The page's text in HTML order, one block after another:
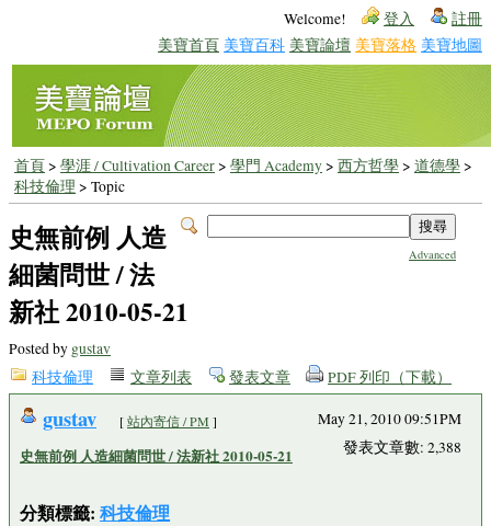
Welcome! 登入 註冊
美寶首頁 美寶百科 美寶論壇 美寶落格 美寶地圖
首頁> 學涯 / Cultivation Career> 學門 Academy> 西方哲學> 道德學>
科技倫理 > Topic
Advanced
史無前例 人造
細菌問世 / 法
新社 2010-05-21
Posted by gustav
科技倫理
文章列表 發表文章 PDF 列印（下載）
gustav [站內寄信 / PM ]
史無前例 人造細菌問世 / 法新社 2010-05-21
分類標籤: 科技倫理
May 21, 2010 09:51PM
發表文章數: 2,388